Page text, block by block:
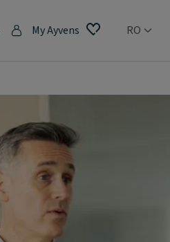
My Ayvens RO